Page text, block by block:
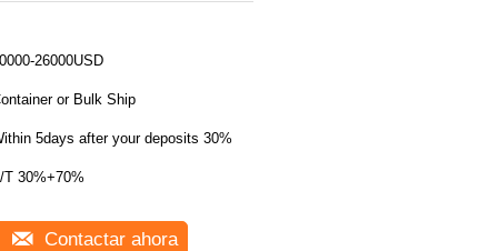
26000USD
or Bulk Ship
5days after your deposits 30%
T 30%+70%
Contactar ahora